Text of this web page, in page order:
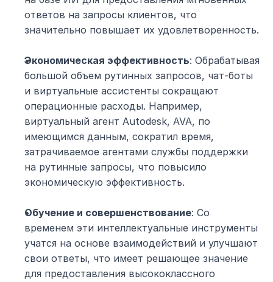
ответов на запросы клиентов, что
значительно повышает их удовлетворенность.
Экономическая эффективность: Обрабатывая
большой объем рутинных запросов, чат-боты
и виртуальные ассистенты сокращают
операционные расходы. Например,
виртуальный агент Autodesk, AVA, по
имеющимся данным, сократил время,
затрачиваемое агентами службы поддержки
на рутинные запросы, что повысило
экономическую эффективность.
Обучение и совершенствование: Со
временем эти интеллектуальные инструменты
учатся на основе взаимодействий и улучшают
свои ответы, что имеет решающее значение
для предоставления высококлассного